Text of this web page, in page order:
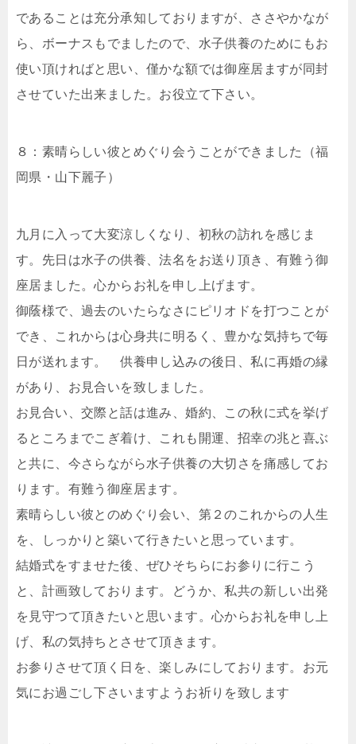
であることは充分承知しておりますが、ささやかなが
ら、ボーナスもでましたので、水子供養のためにもお
使い頂ければと思い、僅かな額では御座居ますが同封
させていた出来ました。お役立て下さい。
８：素晴らしい彼とめぐり会うことができました（福
岡県・山下麗子）
九月に入って大変涼しくなり、初秋の訪れを感じま
す。先日は水子の供養、法名をお送り頂き、有難う御
座居ました。心からお礼を申し上げます。
御蔭様で、過去のいたらなさにピリオドを打つことが
でき、これからは心身共に明るく、豊かな気持ちで毎
日が送れます。 供養申し込みの後日、私に再婚の縁
があり、お見合いを致しました。
お見合い、交際と話は進み、婚約、この秋に式を挙げ
るところまでこぎ着け、これも開運、招幸の兆と喜ぶ
と共に、今さらながら水子供養の大切さを痛感してお
ります。有難う御座居ます。
素晴らしい彼とのめぐり会い、第２のこれからの人生
を、しっかりと築いて行きたいと思っています。
結婚式をすませた後、ぜひそちらにお参りに行こう
と、計画致しております。どうか、私共の新しい出発
を見守つて頂きたいと思います。心からお礼を申し上
げ、私の気持ちとさせて頂きます。
お参りさせて頂く日を、楽しみにしております。お元
気にお過ごし下さいますようお祈りを致します